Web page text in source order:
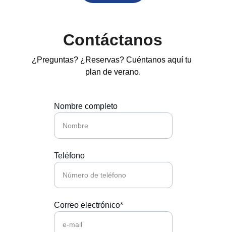
Contáctanos
Nombre completo
Teléfono
Correo electrónico*
¿Preguntas? ¿Reservas? Cuéntanos aquí tu
plan de verano.